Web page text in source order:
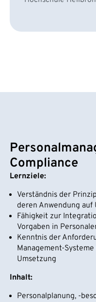
Compliance
Lernziele:
Verständnis der
deren Anwendung
Fähigkeit zur
Vorgaben in
Kenntnis der
Management-
Umsetzung
Inhalt:
Personalplanung, -